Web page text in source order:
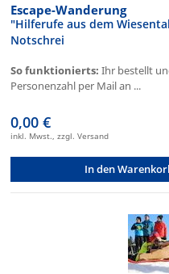
Escape-Wanderung
"Hilferufe aus dem
Notschrei
So funktionierts: Ihr bestellt
Personenzahl per Mail an ...
0,00 €
inkl. Mwst., zzgl. Versand
In den